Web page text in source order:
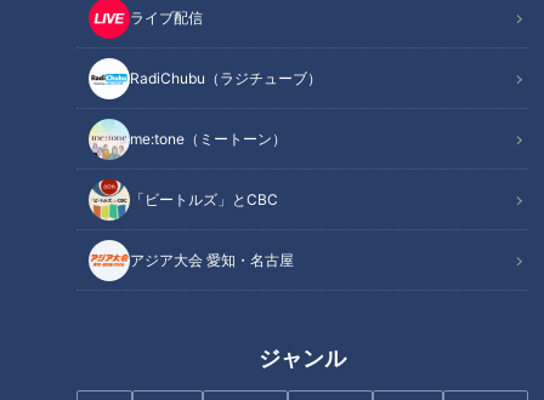
ライブ配信
RadiChubu（ラジチューブ）
me:tone（ミートーン）
「ビートルズ」とCBC
アジア大会 愛知・名古屋
ジャンル
安藤渚七、10年憧れた『君の名
は。』の聖地で言葉を失う
フランス人は菓子店「シャトレ
ーゼ」の店名に顔を赤らめる？
"おしゃれ番長"ＣＢＣアナが惚
｜IGアリーナ周辺でお宝スポッ